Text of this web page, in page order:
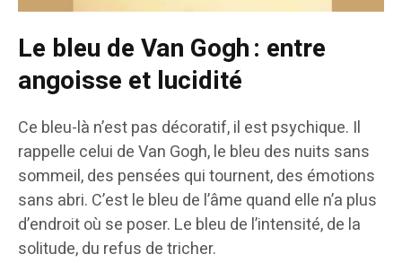
Le bleu de Van Gogh : entre
angoisse et lucidité
Ce bleu-là n’est pas décoratif, il est psychique. Il
rappelle celui de Van Gogh, le bleu des nuits sans
sommeil, des pensées qui tournent, des émotions
sans abri. C’est le bleu de l’âme quand elle n’a plus
d’endroit où se poser. Le bleu de l’intensité, de la
solitude, du refus de tricher.